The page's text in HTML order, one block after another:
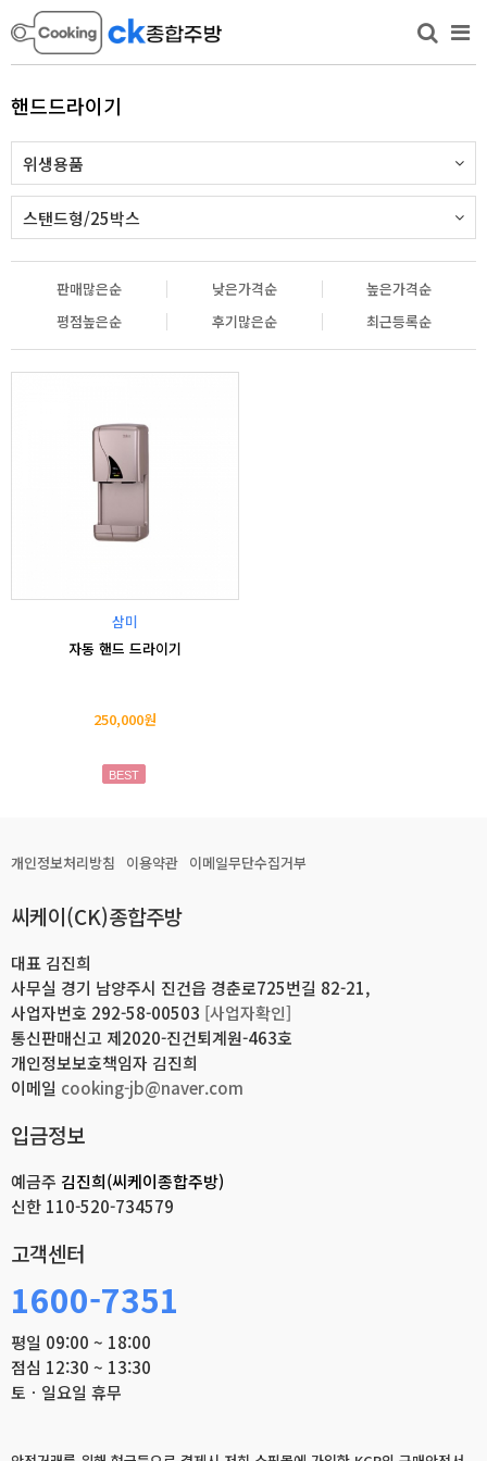
핸드드라이기
위생용품
스탠드형/25박스
판매많은순 낮은가격순
높은가격순
평점높은순
후기많은순 최근등록순
삼미
자동 핸드 드라이기
250,000원
BEST
개인정보처리방침 이용약관 이메일무단수집거부
씨케이(CK)종합주방
대표 김진희
사무실 경기 남양주시 진건읍 경춘로725번길 82-21,
사업자번호 292-58-00503 [사업자확인]
통신판매신고 제2020-진건퇴계원-463호
개인정보보호책임자 김진희
이메일 cooking-jb@naver.com
입금정보
예금주 김진희(씨케이종합주방)
신한 110-520-734579
고객센터
1600-7351
평일 09:00 ~ 18:00
점심 12:30 ~ 13:30
토ㆍ일요일 휴무